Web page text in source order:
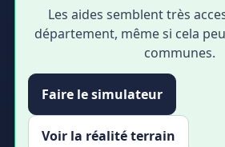
Les aides semblent très
département, même si cela
communes.
Faire le simulateur
Voir la réalité terrain